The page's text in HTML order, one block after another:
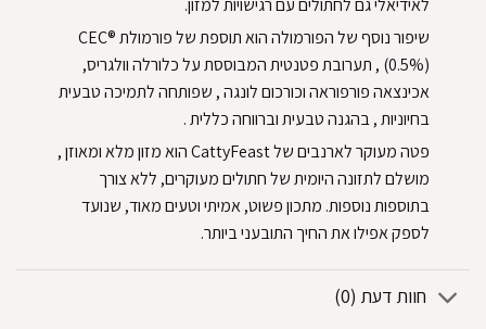
לאידיאלי גם לחתולים עם רגישויות למזון.
שיפור נוסף של הפורמולה הוא תוספת של פורמולת CEC®
(0.5%) , תערובת פטנטית המבוססת על כלורלה וולגריס,
אכינצאה פורפוראה וכורכום לונגה , שפותחה לתמיכה טבעית
בחיוניות , בהגנה טבעית וברווחה כללית .
פטה מעוקר לארנבים של CattyFeast הוא מזון מלא ומאוזן ,
מושלם לתזונה היומית של חתולים מעוקרים, ללא צורך
בתוספות נוספות. מתכון פשוט, אמיתי וטעים מאוד, שנועד
לספק אפילו את החיך התובעני ביותר.
חוות דעת (0)